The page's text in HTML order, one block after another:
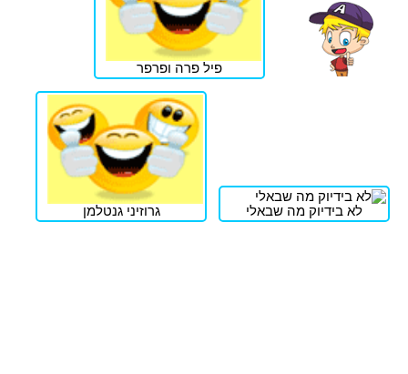
פיל פרה ופרפר
לא בידיוק מה שבאלי גרוזיני גנטלמן